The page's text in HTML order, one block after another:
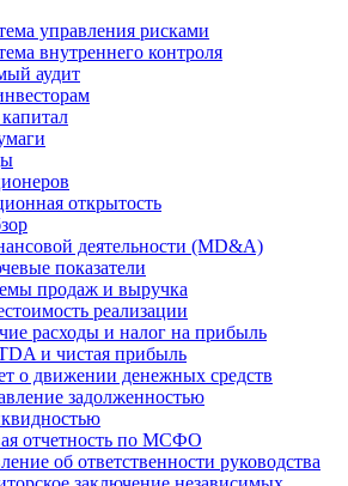
управления рисками
внутреннего контроля
аудит
открытость
деятельности (MD&A)
показатели
продаж и выручка
реализации
расходы и налог на прибыль
и чистая прибыль
о движении денежных средств
задолженностью
отчетность по МСФО
об ответственности руководства